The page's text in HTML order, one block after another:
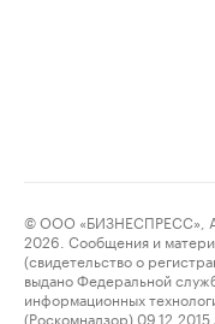
© ООО «БИЗНЕСПРЕСС»,
2026. Сообщения и
(свидетельство о
выдано Федеральной
информационных
(Роскомнадзор)